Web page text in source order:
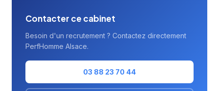
Contacter ce cabinet
Besoin d'un recrutement ? Contactez directement
PerfHomme Alsace.
03 88 23 70 44